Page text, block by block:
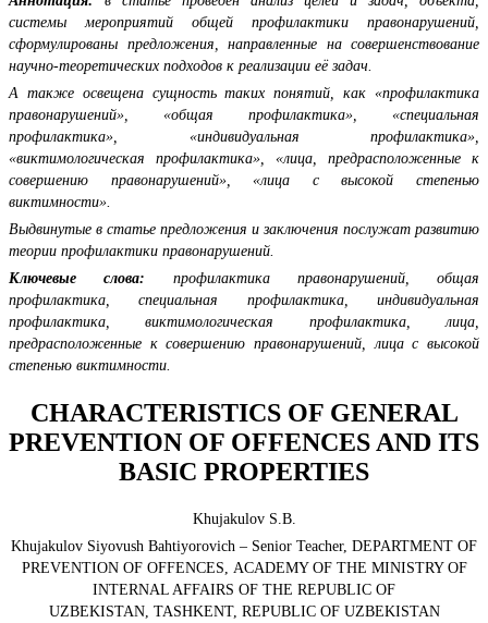
системы мероприятий общей профилактики правонарушений,
сформулированы предложения, направленные на совершенствование
научно-теоретических подходов к реализации её задач.
А также освещена сущность таких понятий, как «профилактика
правонарушений», «общая профилактика», «специальная
профилактика», «индивидуальная профилактика»,
«виктимологическая профилактика», «лица, предрасположенные к
совершению правонарушений», «лица с высокой степенью
виктимности».
Выдвинутые в статье предложения и заключения послужат развитию
теории профилактики правонарушений.
Ключевые слова: профилактика правонарушений, общая
профилактика, специальная профилактика, индивидуальная
профилактика, виктимологическая профилактика, лица,
предрасположенные к совершению правонарушений, лица с высокой
степенью виктимности.
CHARACTERISTICS OF GENERAL
PREVENTION OF OFFENCES AND ITS
BASIC PROPERTIES
Khujakulov S.B.
Khujakulov Siyovush Bahtiyorovich – Senior Teacher, DEPARTMENT OF
PREVENTION OF OFFENCES, ACADEMY OF THE MINISTRY OF
INTERNAL AFFAIRS OF THE REPUBLIC OF
UZBEKISTAN, TASHKENT, REPUBLIC OF UZBEKISTAN